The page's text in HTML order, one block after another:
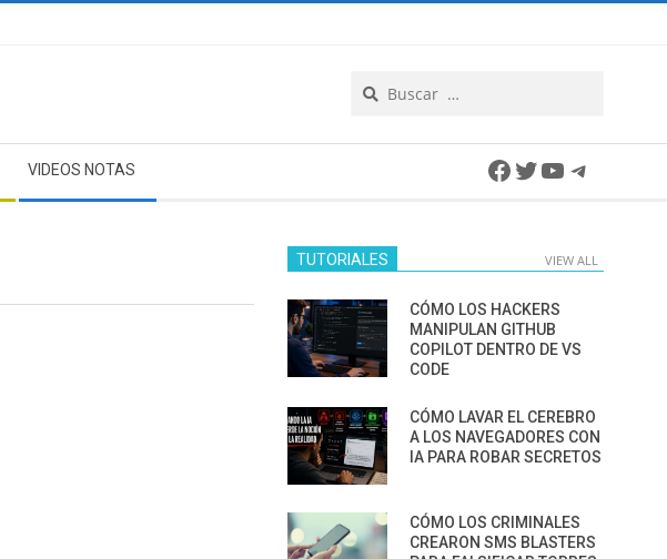
VIDEOS NOTAS Facebook
Twitter
YouTube
TUTORIALES VIEW ALL
CÓMO LOS HACKERS
MANIPULAN GITHUB
COPILOT DENTRO DE VS
CODE
CÓMO LAVAR EL CEREBRO
A LOS NAVEGADORES CON
IA PARA ROBAR SECRETOS
CÓMO LOS CRIMINALES
CREARON SMS BLASTERS